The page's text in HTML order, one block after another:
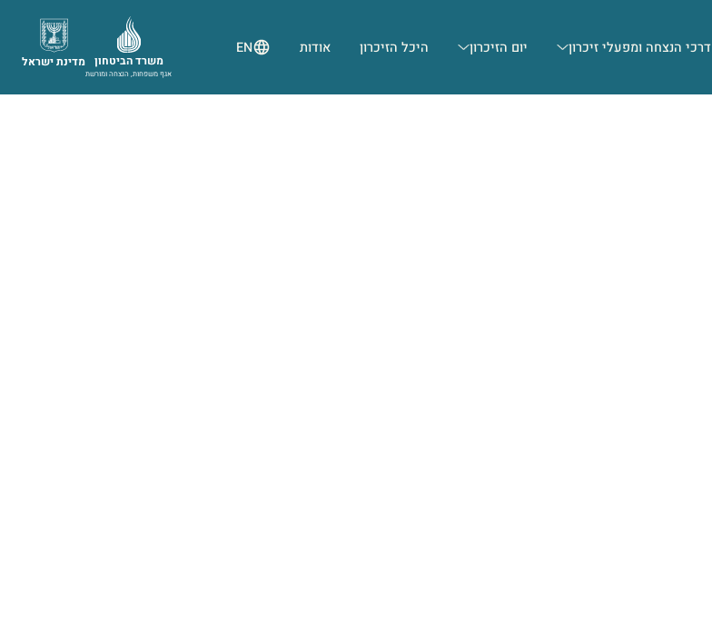
דרכי הנצחה ומפעלי זיכרון יום הזיכרון היכל הזיכרון אודות EN
מדינת ישראל משרד הביטחון
אגף משפחות, הנצחה ומורשת